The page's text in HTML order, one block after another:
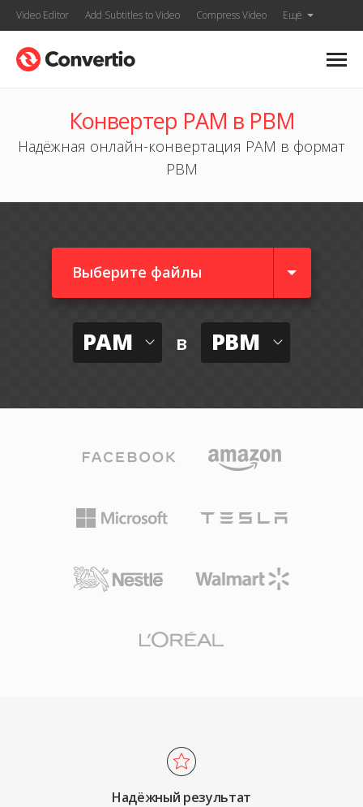
Video Editor Add Subtitles to Video Compress Video Ещё
Конвертер PAM в PBM
Надёжная онлайн-конвертация PAM в формат
PBM
Выберите файлы
PAM в PBM
Надёжный результат